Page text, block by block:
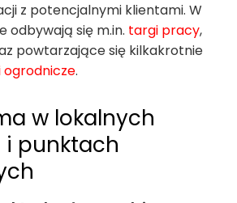
z potencjalnymi klientami. W
odbywają się m.in. targi pracy,
powtarzające się kilkakrotnie
ogrodnicze.
w lokalnych
i punktach